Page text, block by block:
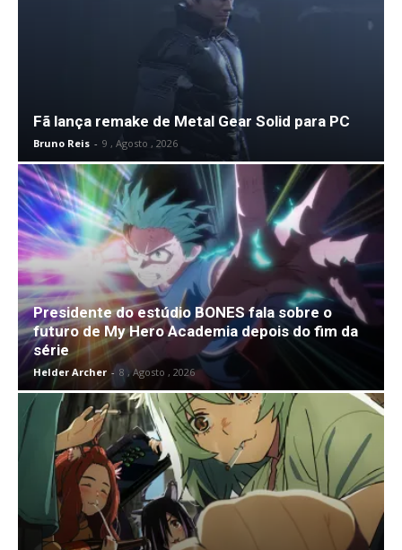
Fã lança remake de Metal Gear Solid para PC
Bruno Reis - 9 , Agosto , 2026
Presidente do estúdio BONES fala sobre o
futuro de My Hero Academia depois do fim da
série
Helder Archer - 8 , Agosto , 2026